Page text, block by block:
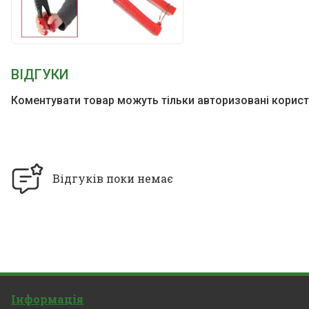
ВІДГУКИ
Коментувати товар можуть тільки авторизовані
Відгуків поки немає
Інформація